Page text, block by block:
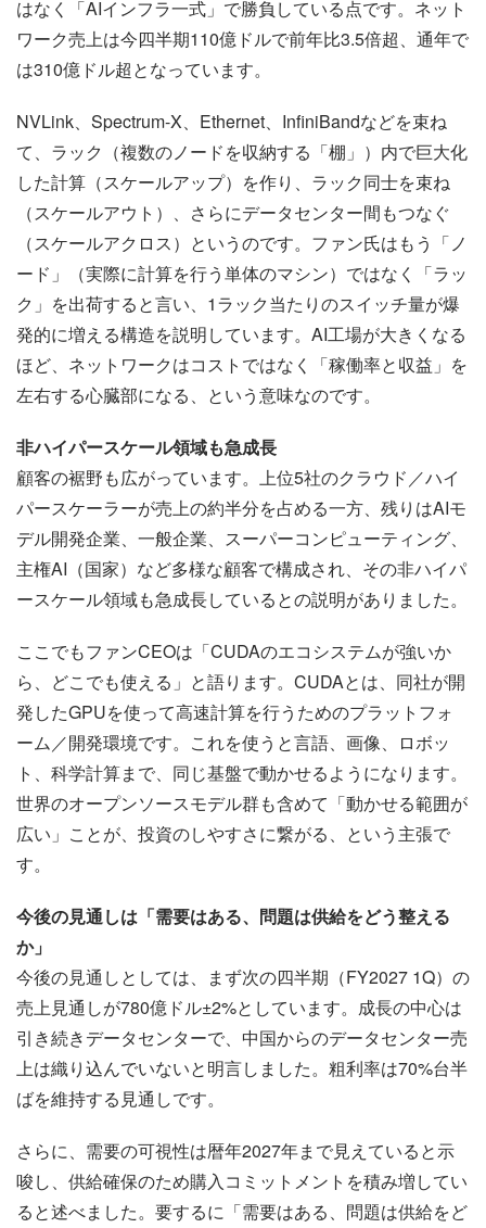
はなく「AIインフラ一式」で勝負している点です。ネット
ワーク売上は今四半期110億ドルで前年比3.5倍超、通年で
は310億ドル超となっています。
NVLink、Spectrum-X、Ethernet、InfiniBandなどを束ね
て、ラック（複数のノードを収納する「棚」）内で巨大化
した計算（スケールアップ）を作り、ラック同士を束ね
（スケールアウト）、さらにデータセンター間もつなぐ
（スケールアクロス）というのです。ファン氏はもう「ノ
ード」（実際に計算を行う単体のマシン）ではなく「ラッ
ク」を出荷すると言い、1ラック当たりのスイッチ量が爆
発的に増える構造を説明しています。AI工場が大きくなる
ほど、ネットワークはコストではなく「稼働率と収益」を
左右する心臓部になる、という意味なのです。
非ハイパースケール領域も急成長
顧客の裾野も広がっています。上位5社のクラウド／ハイ
パースケーラーが売上の約半分を占める一方、残りはAIモ
デル開発企業、一般企業、スーパーコンピューティング、
主権AI（国家）など多様な顧客で構成され、その非ハイパ
ースケール領域も急成長しているとの説明がありました。
ここでもファンCEOは「CUDAのエコシステムが強いか
ら、どこでも使える」と語ります。CUDAとは、同社が開
発したGPUを使って高速計算を行うためのプラットフォ
ーム／開発環境です。これを使うと言語、画像、ロボッ
ト、科学計算まで、同じ基盤で動かせるようになります。
世界のオープンソースモデル群も含めて「動かせる範囲が
広い」ことが、投資のしやすさに繋がる、という主張で
す。
今後の見通しは「需要はある、問題は供給をどう整える
か」
今後の見通しとしては、まず次の四半期（FY2027 1Q）の
売上見通しが780億ドル±2%としています。成長の中心は
引き続きデータセンターで、中国からのデータセンター売
上は織り込んでいないと明言しました。粗利率は70%台半
ばを維持する見通しです。
さらに、需要の可視性は暦年2027年まで見えていると示
唆し、供給確保のため購入コミットメントを積み増してい
ると述べました。要するに「需要はある、問題は供給をど